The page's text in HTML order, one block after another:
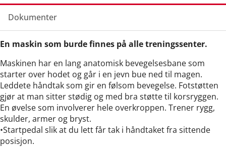
Dokumenter
En maskin som burde finnes på alle treningssenter.
Maskinen har en lang anatomisk bevegelsesbane som
starter over hodet og går i en jevn bue ned til magen.
Leddete håndtak som gir en følsom bevegelse. Fotstøtten
gjør at man sitter stødig og med bra støtte til korsryggen.
En øvelse som involverer hele overkroppen. Trener rygg,
skulder, armer og bryst.
•Startpedal slik at du lett får tak i håndtaket fra sittende
posisjon.